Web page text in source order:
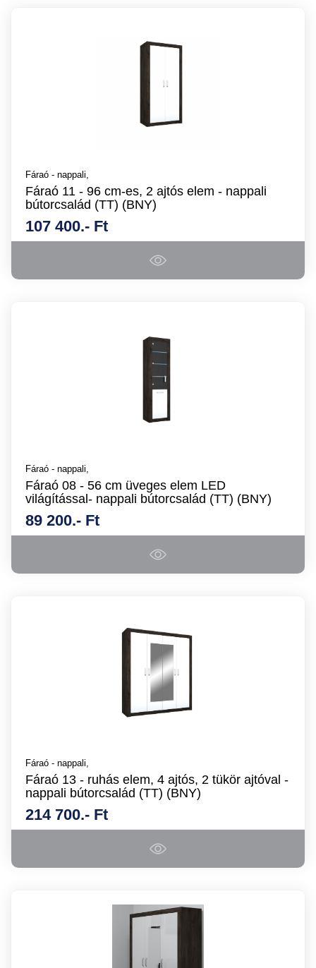
Fáraó - nappali,
Fáraó 11 - 96 cm-es, 2 ajtós elem - nappali
bútorcsalád (TT) (BNY)
107 400.- Ft
Fáraó - nappali,
Fáraó 08 - 56 cm üveges elem LED
világítással- nappali bútorcsalád (TT) (BNY)
89 200.- Ft
Fáraó - nappali,
Fáraó 13 - ruhás elem, 4 ajtós, 2 tükör ajtóval -
nappali bútorcsalád (TT) (BNY)
214 700.- Ft